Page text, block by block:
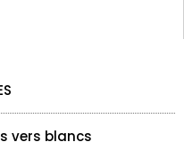
vers blancs